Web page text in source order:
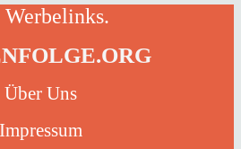
Über Uns
Impressum